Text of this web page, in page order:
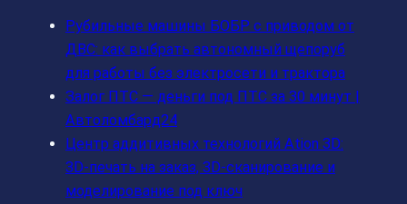
Рубильные машины БОБР с приводом от
ДВС: как выбрать автономный щепоруб
для работы без электросети и трактора
Залог ПТС — деньги под ПТС за 30 минут |
Автоломбард24
Центр аддитивных технологий Ation 3D:
3D-печать на заказ, 3D-сканирование и
моделирование под ключ